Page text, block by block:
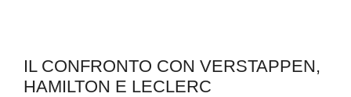
IL CONFRONTO CON VERSTAPPEN,
HAMILTON E LECLERC